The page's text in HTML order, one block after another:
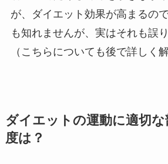
が、ダイエット効果が高まるの
も知れませんが、実はそれも誤り
（こちらについても後で詳しく
ダイエットの運動に適切
度は？